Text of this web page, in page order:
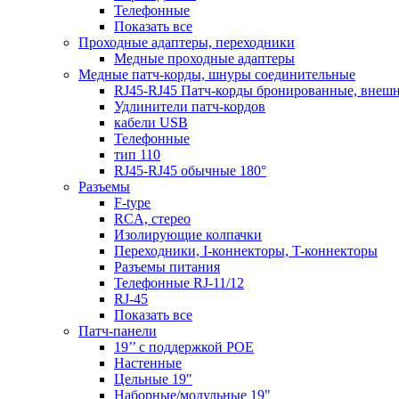
Телефонные
Показать все
Проходные адаптеры, переходники
Медные проходные адаптеры
Медные патч-корды, шнуры соединительные
RJ45-RJ45 Патч-корды бронированные,
Удлинители патч-кордов
кабели USB
Телефонные
тип 110
RJ45-RJ45 обычные 180°
Разъемы
F-type
RCA, стерео
Изолирующие колпачки
Переходники, I-коннекторы, T-коннекторы
Разъемы питания
Телефонные RJ-11/12
RJ-45
Показать все
Патч-панели
19’’ с поддержкой POE
Настенные
Цельные 19"
Наборные/модульные 19"